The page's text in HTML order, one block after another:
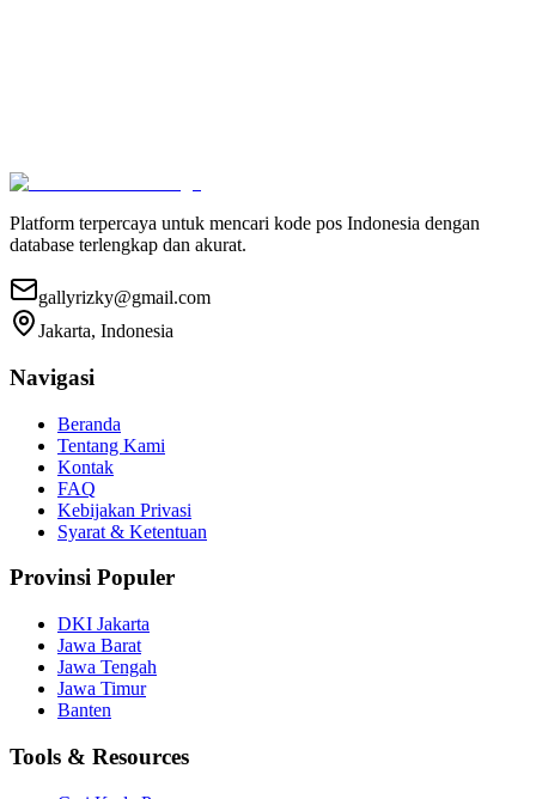
Platform terpercaya untuk mencari kode pos Indonesia dengan
database terlengkap dan akurat.
gallyrizky@gmail.com
Jakarta, Indonesia
Navigasi
Beranda
Tentang Kami
Kontak
FAQ
Kebijakan Privasi
Syarat & Ketentuan
Provinsi Populer
DKI Jakarta
Jawa Barat
Jawa Tengah
Jawa Timur
Banten
Tools & Resources